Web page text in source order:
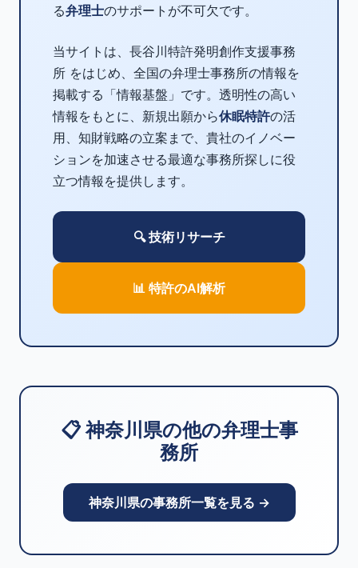
る弁理士のサポートが不可欠です。
当サイトは、長谷川特許発明創作支援事務
所 をはじめ、全国の弁理士事務所の情報を
掲載する「情報基盤」です。透明性の高い
情報をもとに、新規出願から休眠特許の活
用、知財戦略の立案まで、貴社のイノベー
ションを加速させる最適な事務所探しに役
立つ情報を提供します。
🔍 技術リサーチ
📊 特許のAI解析
📋 神奈川県の他の弁理士事
務所
神奈川県の事務所一覧を見る →